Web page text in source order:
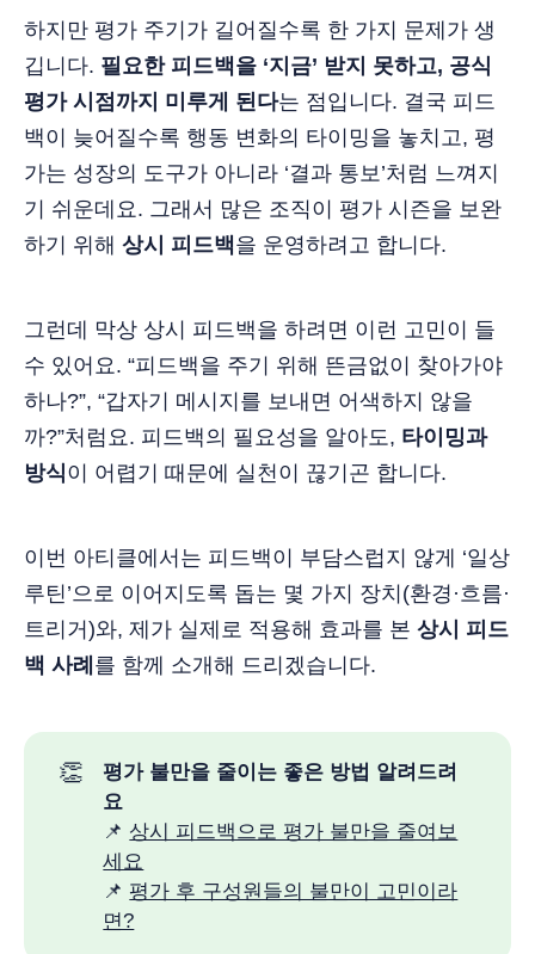
하지만 평가 주기가 길어질수록 한 가지 문제가 생
깁니다. 필요한 피드백을 ‘지금’ 받지 못하고, 공식
평가 시점까지 미루게 된다는 점입니다. 결국 피드
백이 늦어질수록 행동 변화의 타이밍을 놓치고, 평
가는 성장의 도구가 아니라 ‘결과 통보’처럼 느껴지
기 쉬운데요. 그래서 많은 조직이 평가 시즌을 보완
하기 위해 상시 피드백을 운영하려고 합니다.
그런데 막상 상시 피드백을 하려면 이런 고민이 들
수 있어요. “피드백을 주기 위해 뜬금없이 찾아가야
하나?”, “갑자기 메시지를 보내면 어색하지 않을
까?”처럼요. 피드백의 필요성을 알아도, 타이밍과
방식이 어렵기 때문에 실천이 끊기곤 합니다.
이번 아티클에서는 피드백이 부담스럽지 않게 ‘일상
루틴’으로 이어지도록 돕는 몇 가지 장치(환경·흐름·
트리거)와, 제가 실제로 적용해 효과를 본 상시 피드
백 사례 를 함께 소개해 드리겠습니다.
👏
평가 불만을 줄이는 좋은 방법 알려드려
요
📌 상시 피드백으로 평가 불만을 줄여보
세요
📌 평가 후 구성원들의 불만이 고민이라
면?